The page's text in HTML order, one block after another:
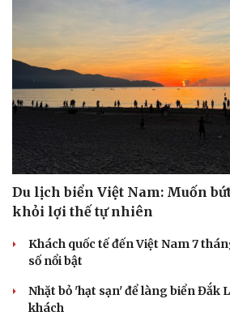
Du lịch
Tư vấn
check-in
Cửa
Du lịch biển Việt Nam: Muốn
khỏi lợi thế tự nhiên
Khách quốc tế đến Việt Nam 7
số nổi bật
Nhặt bỏ 'hạt sạn' để làng biển Đắk
khách